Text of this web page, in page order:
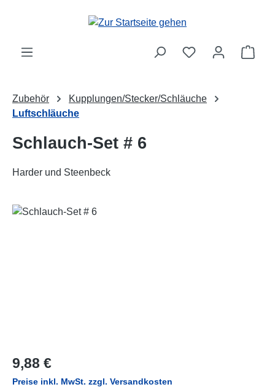
Zum Hauptinhalt springen
Zubehör
Kupplungen/Stecker/Schläuche
Luftschläuche
Schlauch-Set # 6
Harder und Steenbeck
Bildergalerie überspringen
Regulärer Preis:
9,88 €
Preise inkl. MwSt. zzgl. Versandkosten